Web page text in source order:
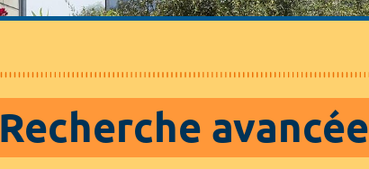
Recherche avancée